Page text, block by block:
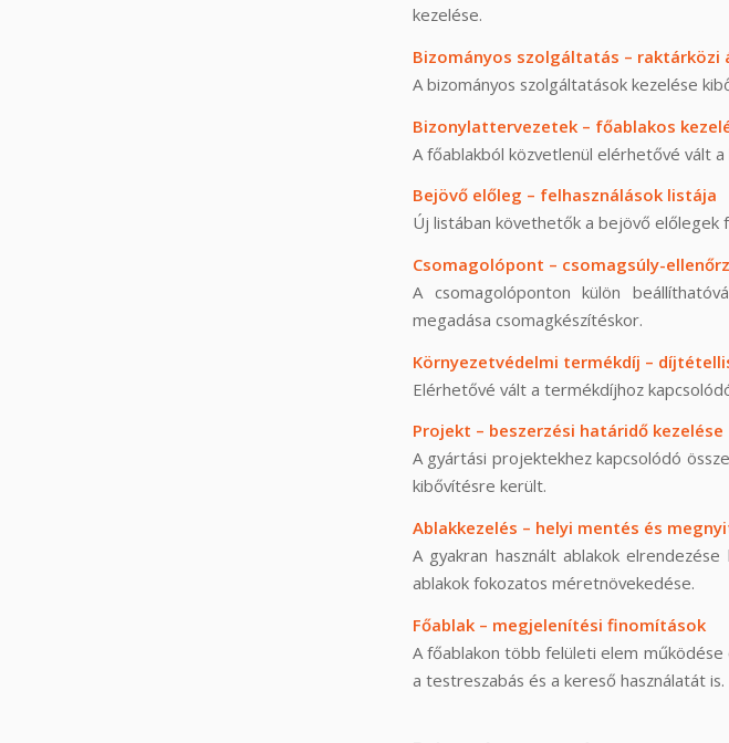
kezelése.
Bizományos szolgáltatás –
A bizományos szolgáltatások kezelése
Bizonylattervezetek – főablakos
A főablakból közvetlenül elérhetővé vált
Bejövő előleg – felhasználások listája
Új listában követhetők a bejövő előlegek
Csomagolópont – csomagsúly-
A csomagolóponton külön
megadása csomagkészítéskor.
Környezetvédelmi termékdíj –
Elérhetővé vált a termékdíjhoz
Projekt – beszerzési határidő kezelése
A gyártási projektekhez kapcsolódó
kibővítésre került.
Ablakkezelés – helyi mentés és
A gyakran használt ablakok
ablakok fokozatos méretnövekedése.
Főablak – megjelenítési finomítások
A főablakon több felületi elem
a testreszabás és a kereső használatát is.